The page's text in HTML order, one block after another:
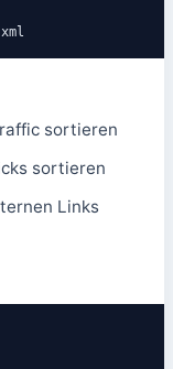
sortieren
sortieren
Links